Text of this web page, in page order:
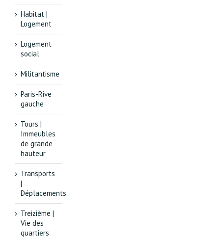
Habitat |
Logement
Logement
social
Militantisme
Paris-Rive
gauche
Tours |
Immeubles
de grande
hauteur
Transports
|
Déplacements
Treizième |
Vie des
quartiers